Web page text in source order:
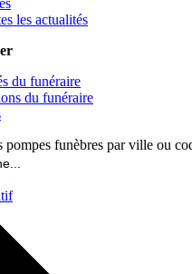
les actualités
du funéraire
du funéraire
pompes funèbres par ville ou